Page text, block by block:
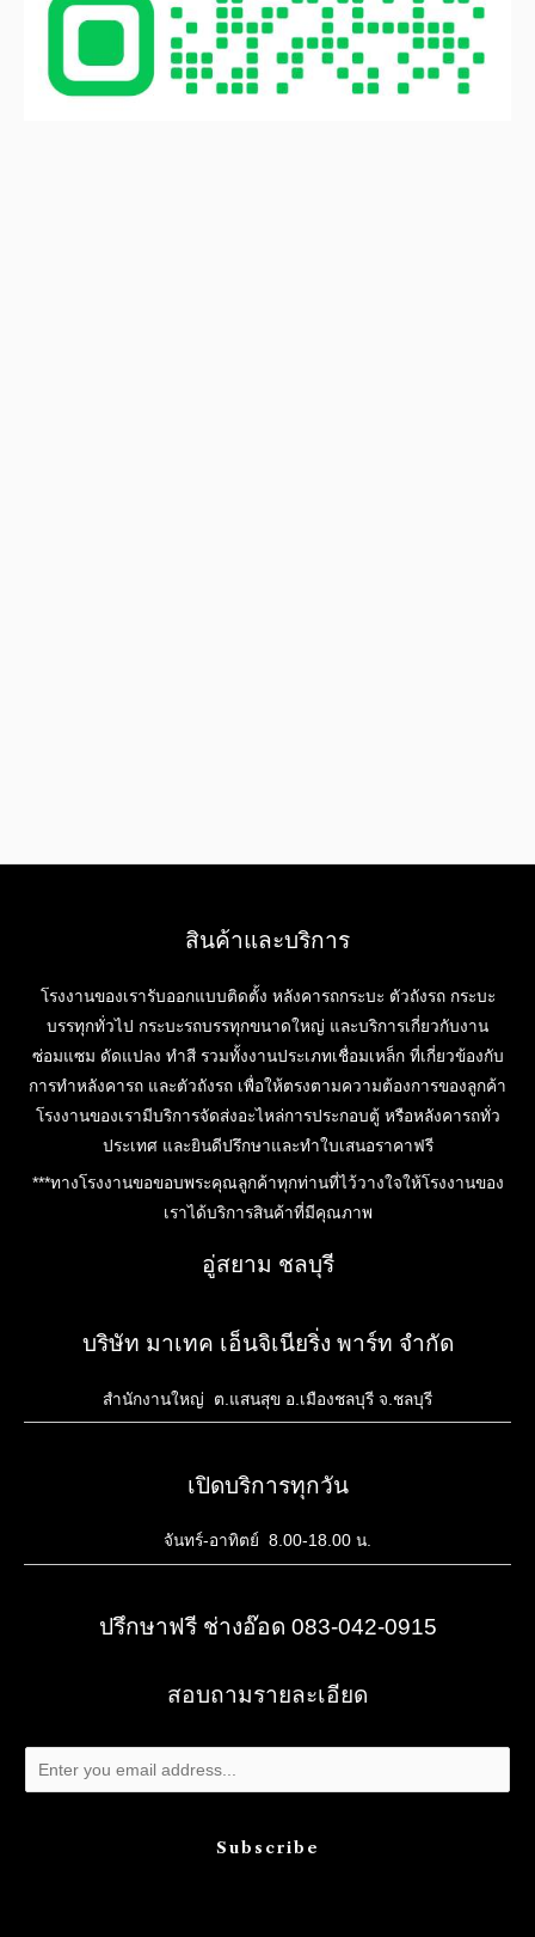
สินค้าและบริการ
โรงงานของเรารับออกแบบติดตั้ง หลังคารถกระบะ ตัวถังรถ กระบะ
บรรทุกทั่วไป กระบะรถบรรทุกขนาดใหญ่ และบริการเกี่ยวกับงาน
ซ่อมแซม ดัดแปลง ทำสี รวมทั้งงานประเภทเชื่อมเหล็ก ที่เกี่ยวข้องกับ
การทำหลังคารถ และตัวถังรถ เพื่อให้ตรงตามความต้องการของลูกค้า
โรงงานของเรามีบริการจัดส่งอะไหล่การประกอบตู้ หรือหลังคารถทั่ว
ประเทศ และยินดีปรึกษาและทำใบเสนอราคาฟรี
***ทางโรงงานขอขอบพระคุณลูกค้าทุกท่านที่ไว้วางใจให้โรงงานของ
เราได้บริการสินค้าที่มีคุณภาพ
อู่สยาม ชลบุรี
บริษัท มาเทค เอ็นจิเนียริ่ง พาร์ท จำกัด
สำนักงานใหญ่ ต.แสนสุข อ.เมืองชลบุรี จ.ชลบุรี
เปิดบริการทุกวัน
จันทร์-อาทิตย์ 8.00-18.00 น.
ปรึกษาฟรี ช่างอ๊อด 083-042-0915
สอบถามรายละเอียด
Subscribe